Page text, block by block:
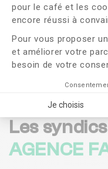
pour le café et les
encore réussi à
Pour vous proposer
et améliorer votre
besoin de votre
Je choisis
J'ai lu et j'accepte
Me
Les
AGENCE